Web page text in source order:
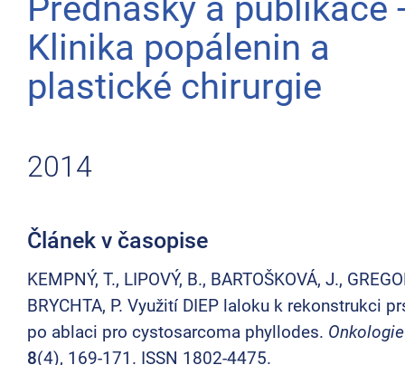
Přednášky a publikace
Klinika popálenin a
plastické chirurgie
2014
Článek v časopise
KEMPNÝ, T., LIPOVÝ, B., BARTOŠKOVÁ, J.,
BRYCHTA, P. Využití DIEP laloku k rekonstrukci
po ablaci pro cystosarcoma phyllodes. Onkologie
8(4), 169-171. ISSN 1802-4475.